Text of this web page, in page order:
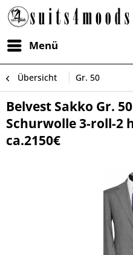
Menü
Übersicht Gr. 50
Belvest Sakko Gr.
Schurwolle 3-roll-2
ca.2150€